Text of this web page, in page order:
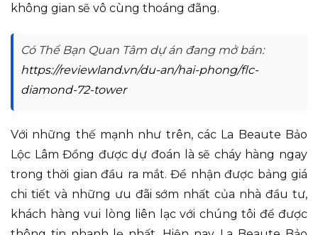
không gian sẽ vô cùng thoáng đãng.
Có Thể Bạn Quan Tâm dự án đang mở bán:
https://reviewland.vn/du-an/hai-phong/flc-
diamond-72-tower
Với những thế mạnh như trên, các La Beaute Bảo
Lộc Lâm Đồng được dự đoán là sẽ cháy hàng ngay
trong thời gian đầu ra mắt. Để nhận được bảng giá
chi tiết và những ưu đãi sớm nhất của nhà đầu tư,
khách hàng vui lòng liên lạc với chúng tôi để được